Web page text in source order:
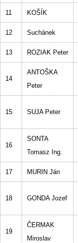
11 KOŠÍK
12 Suchánek
13 ROZIAK Peter
14
ANTOŠKA
Peter
15 SUJA Peter
16
SONTA
Tomasz Ing.
17 MURIN Ján
18 GONDA Jozef
19
ČERMAK
Miroslav